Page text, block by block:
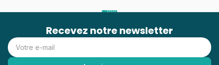
Recevez notre newsletter